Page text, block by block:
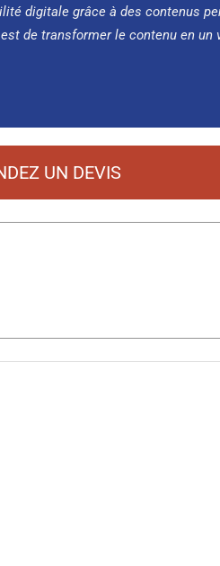
digitale grâce à des contenus
de transformer le contenu en un
UN DEVIS